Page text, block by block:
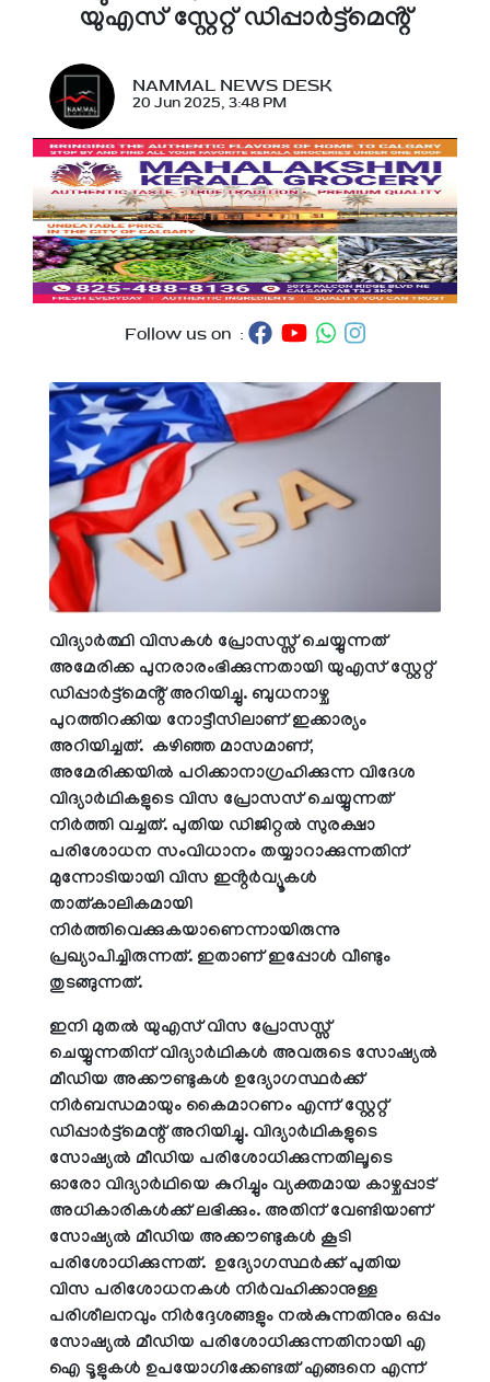
യുഎസ് സ്റ്റേറ്റ് ഡിപ്പാർട്ട്മെൻ്റ്
NAMMAL NEWS DESK
20 Jun 2025, 3:48 PM
Follow us on :
വിദ്യാർത്ഥി വിസകൾ പ്രോസസ്സ് ചെയ്യുന്നത്
അമേരിക്ക പുനരാരംഭിക്കുന്നതായി യുഎസ് സ്റ്റേറ്റ്
ഡിപ്പാർട്ട്മെൻ്റ് അറിയിച്ചു. ബുധനാഴ്ച
പുറത്തിറക്കിയ നോട്ടീസിലാണ് ഇക്കാര്യം
അറിയിച്ചത്. കഴിഞ്ഞ മാസമാണ്,
അമേരിക്കയിൽ പഠിക്കാനാഗ്രഹിക്കുന്ന വിദേശ
വിദ്യാർഥികളുടെ വിസ പ്രോസസ് ചെയ്യുന്നത്
നിർത്തി വച്ചത്. പുതിയ ഡിജിറ്റൽ സുരക്ഷാ
പരിശോധന സംവിധാനം തയ്യാറാക്കുന്നതിന്
മുന്നോടിയായി വിസ ഇൻ്റർവ്യൂകൾ
താത്കാലികമായി
നിർത്തിവെക്കുകയാണെന്നായിരുന്നു
പ്രഖ്യാപിച്ചിരുന്നത്. ഇതാണ് ഇപ്പോൾ വീണ്ടും
തുടങ്ങുന്നത്.
ഇനി മുതൽ യുഎസ് വിസ പ്രോസസ്സ്
ചെയ്യുന്നതിന് വിദ്യാർഥികൾ അവരുടെ സോഷ്യൽ
മീഡിയ അക്കൗണ്ടുകൾ ഉദ്യോഗസ്ഥർക്ക്
നിർബന്ധമായും കൈമാറണം എന്ന് സ്റ്റേറ്റ്
ഡിപ്പാർട്ട്മെന്റ് അറിയിച്ചു. വിദ്യാർഥികളുടെ
സോഷ്യൽ മീഡിയ പരിശോധിക്കുന്നതിലൂടെ
ഓരോ വിദ്യാർഥിയെ കുറിച്ചും വ്യക്തമായ കാഴ്ചപ്പാട്
അധികാരികൾക്ക് ലഭിക്കും. അതിന് വേണ്ടിയാണ്
സോഷ്യൽ മീഡിയ അക്കൗണ്ടുകൾ കൂടി
പരിശോധിക്കുന്നത്. ഉദ്യോഗസ്ഥർക്ക് പുതിയ
വിസ പരിശോധനകൾ നിർവഹിക്കാനുള്ള
പരിശീലനവും നിർദ്ദേശങ്ങളും നൽകുന്നതിനും ഒപ്പം
സോഷ്യൽ മീഡിയ പരിശോധിക്കുന്നതിനായി എ
ഐ ടൂളുകൾ ഉപയോഗിക്കേണ്ടത് എങ്ങനെ എന്ന്